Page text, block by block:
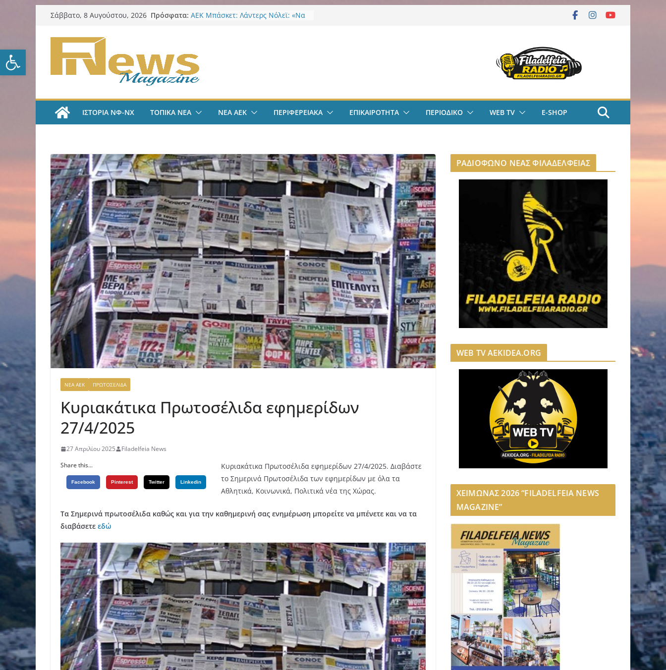
Ανοίξτε τη γραμμή εργαλείων
Μετάβαση
περιεχόμενο
Σάββατο, 8 Αυγούστου, 2026 Πρόσφατα: ΑΕΚ Μπάσκετ: Λάντερς Νόλεϊ: «Να
μέσα από το filadelfeiaradio & web
tv
ΑΕΚ Ποδόσφαιρο: Λόβρο Μάγερ:
«Ήρθα στην ΑΕΚ για το Champions
Λαϊκή Συσπείρωση ΝΦ-ΝΧ:
Συλλυπητήρια για την απώλεια της
πυρόπληκτων
ΙΣΤΟΡΙΑ ΝΦ-ΝΧ ΤΟΠΙΚΑ ΝΕΑ ΝΕΑ ΑΕΚ ΠΕΡΙΦΕΡΕΙΑΚΑ ΕΠΙΚΑΙΡΟΤΗΤΑ ΠΕΡΙΟΔΙΚΟ WEB TV E-SHOP
ΝΕΑ ΑΕΚ ΠΡΩΤΟΣΕΛΙΔΑ
Κυριακάτικα Πρωτοσέλιδα εφημερίδων
27/4/2025
27 Απριλίου 2025
Filadelfeia News
Share this...
Facebook Pinterest Twitter Linkedin
Κυριακάτικα Πρωτοσέλιδα εφημερίδων 27/4/2025. Διαβάστε
το Σημερινά Πρωτοσέλιδα των εφημερίδων με όλα τα
Αθλητικά, Κοινωνικά, Πολιτικά νέα της Χώρας.
Τα Σημερινά πρωτοσέλιδα καθώς και για την καθημερινή σας ενημέρωση μπορείτε να μπένετε και να τα
διαβάσετε εδώ
ΡΑΔΙΟΦΩΝΟ ΝΕΑΣ ΦΙΛΑΔΕΛΦΕΙΑΣ
WEB TV AEKIDEA.ORG
ΧΕΙΜΩΝΑΣ 2026 “FILADELFEIA NEWS
MAGAZINE”